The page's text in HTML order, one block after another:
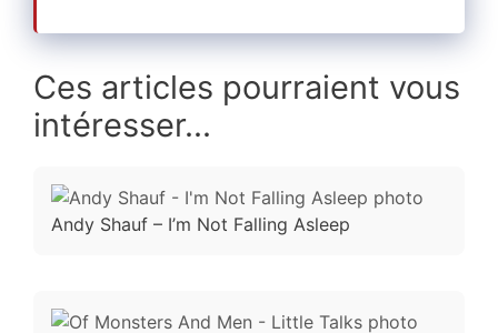
Ces articles pourraient vous
intéresser...
Andy Shauf – I’m Not Falling Asleep